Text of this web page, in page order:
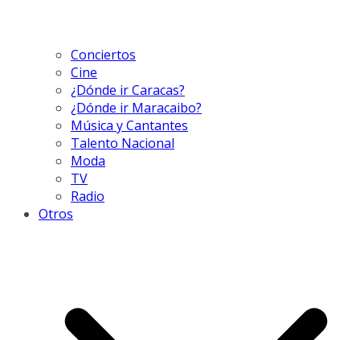
Conciertos
Cine
¿Dónde ir Caracas?
¿Dónde ir Maracaibo?
Música y Cantantes
Talento Nacional
Moda
TV
Radio
Otros